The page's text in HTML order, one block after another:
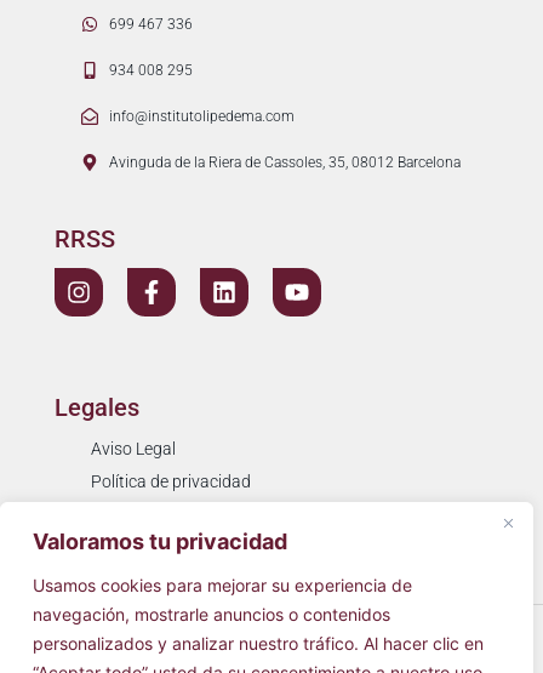
Valoramos tu privacidad
Usamos cookies para mejorar su experiencia de
navegación, mostrarle anuncios o contenidos
personalizados y analizar nuestro tráfico. Al hacer clic en
699 467 336
934 008 295
info@institutolipedema.com
Avinguda de la Riera de Cassoles, 35, 08012 Barcelona
RRSS
Legales
Aviso Legal
Política de privacidad
Resolución de litigios
© 2026 Cínica Simarro Todos los derechos reservados.